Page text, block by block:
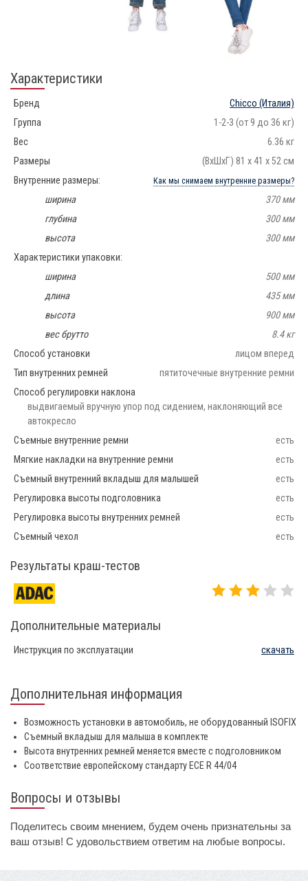
Характеристики
Бренд Chicco (Италия)
Группа
1-2-3 (от 9 до 36 кг)
Вес
6.36 кг
Размеры
(ВхШхГ) 81 x 41 x 52 см
Внутренние размеры:
Как мы снимаем внутренние размеры?
ширина
370 мм
глубина
300 мм
высота
300 мм
Характеристики упаковки:
ширина
500 мм
длина
435 мм
высота
900 мм
вес брутто
8.4 кг
Способ установки
лицом вперед
Тип внутренних ремней
пятиточечные внутренние ремни
Способ регулировки наклона
выдвигаемый вручную упор под сидением, наклоняющий все
автокресло
Съемные внутренние ремни
есть
Мягкие накладки на внутренние ремни
есть
Съемный внутренний вкладыш для малышей
есть
Регулировка высоты подголовника
есть
Регулировка высоты внутренних ремней
есть
Съемный чехол
есть
Результаты краш-тестов
Дополнительные материалы
Инструкция по эксплуатации скачать
Дополнительная информация
Возможность установки в автомобиль, не оборудованный ISOFIX
Съемный вкладыш для малыша в комплекте
Высота внутренних ремней меняется вместе с подголовником
Соответствие европейскому стандарту ECE R 44/04
Вопросы и отзывы
Поделитесь своим мнением, будем очень признательны за
ваш отзыв! С удовольствием ответим на любые вопросы.